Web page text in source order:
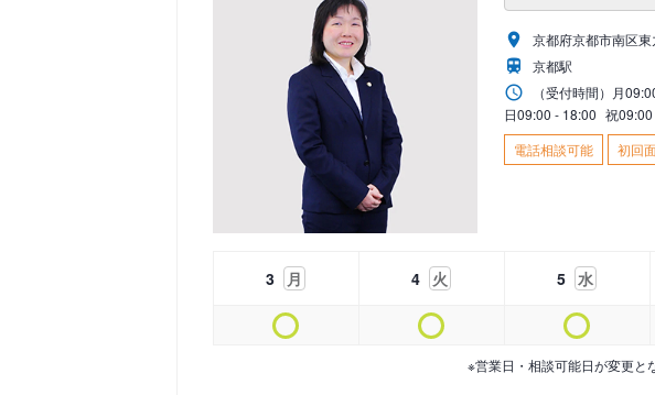
京都府京都市南区
京都駅
（受付時間） 月
日09:00 - 18:00 祝
電話相談可能
初回
3 月 4 火 5 水
※営業日・相談可能日が変更と